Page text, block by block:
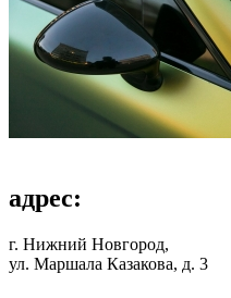
адрес:
г. Нижний Новгород,
ул. Маршала Казакова, д. 3